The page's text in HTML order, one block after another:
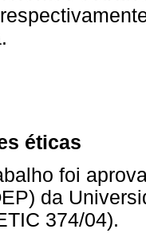
éticas
foi
da
374/04).